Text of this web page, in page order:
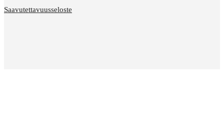
Saavutettavuusseloste